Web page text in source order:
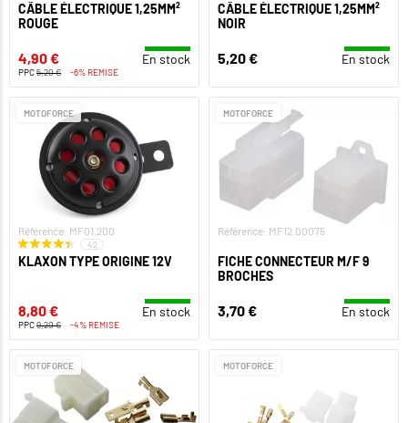
CÂBLE ÉLECTRIQUE 1,25MM²
ROUGE
4,90 € En stock
PPC5,20 € -6% REMISE
CÂBLE ÉLECTRIQUE 1,25MM²
NOIR
5,20 € En stock
MOTOFORCE
Référence: MF01.200
42
KLAXON TYPE ORIGINE 12V
8,80 € En stock
PPC9,20 € -4% REMISE
MOTOFORCE
Référence: MF12.00075
FICHE CONNECTEUR M/F 9
BROCHES
3,70 € En stock
MOTOFORCE MOTOFORCE